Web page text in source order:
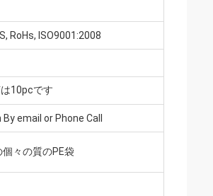
RoHs, ISO9001:2008
10pcです
email or Phone Call
個々の質のPE袋